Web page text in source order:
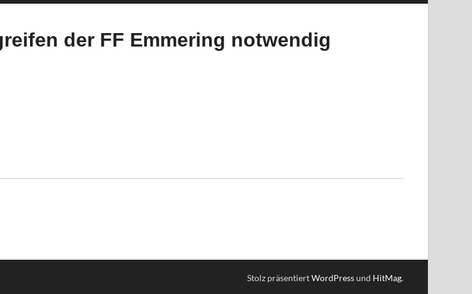
der FF Emmering notwendig
Stolz präsentiertWordPressund HitMag.